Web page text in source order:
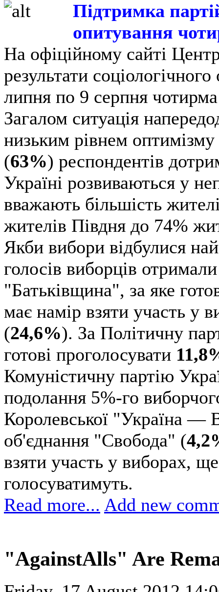
Підтримка
опитування
На офіційному сайті
результати
липня по 9 серпня
Загалом ситуація
низьким рівнем
(63%) респондентів
Україні розвиваються у
вважають більшість
жителів Півдня до 74%
Якби вибори відбулися
голосів виборців
"Батьківщина", за яке
має намір взяти участь у
(24,6%). За Політичну
готові проголосувати
Комуністичну партію
подолання 5%-го
Королевської "Україна —
об'єднання "Свобода" (
взяти участь у виборах,
голосуватимуть.
Read more... Add new
"AgainstAlls" Are